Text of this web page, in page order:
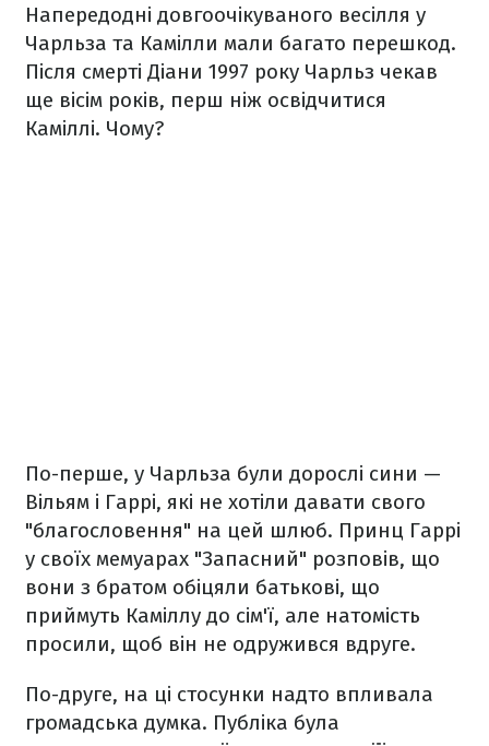
Напередодні довгоочікуваного весілля у
Чарльза та Камілли мали багато перешкод.
Після смерті Діани 1997 року Чарльз чекав
ще вісім років, перш ніж освідчитися
Каміллі. Чому?
По-перше, у Чарльза були дорослі сини —
Вільям і Гаррі, які не хотіли давати свого
"благословення" на цей шлюб. Принц Гаррі
у своїх мемуарах "Запасний" розповів, що
вони з братом обіцяли батькові, що
приймуть Каміллу до сім'ї, але натомість
просили, щоб він не одружився вдруге.
По-друге, на ці стосунки надто впливала
громадська думка. Публіка була